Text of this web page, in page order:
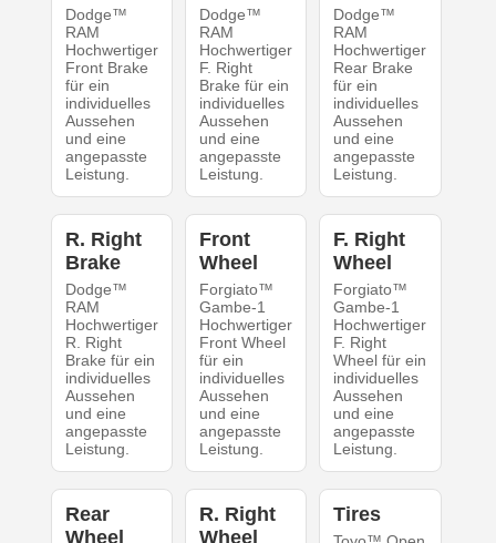
Dodge™
RAM
Hochwertiger
Front Brake
für ein
individuelles
Aussehen
und eine
angepasste
Leistung.
Dodge™
RAM
Hochwertiger
F. Right
Brake für ein
individuelles
Aussehen
und eine
angepasste
Leistung.
Dodge™
RAM
Hochwertiger
Rear Brake
für ein
individuelles
Aussehen
und eine
angepasste
Leistung.
R. Right
Brake
Dodge™
RAM
Hochwertiger
R. Right
Brake für ein
individuelles
Aussehen
und eine
angepasste
Leistung.
Front
Wheel
Forgiato™
Gambe-1
Hochwertiger
Front Wheel
für ein
individuelles
Aussehen
und eine
angepasste
Leistung.
F. Right
Wheel
Forgiato™
Gambe-1
Hochwertiger
F. Right
Wheel für ein
individuelles
Aussehen
und eine
angepasste
Leistung.
Rear
Wheel
R. Right
Wheel
Tires